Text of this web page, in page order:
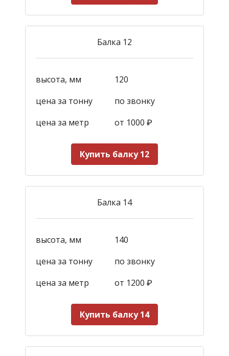
Балка 12
высота, мм
120
цена за тонну
по звонку
цена за метр
от 1000 ₽
Купить балку 12
Балка 14
высота, мм
140
цена за тонну
по звонку
цена за метр
от 1200 ₽
Купить балку 14